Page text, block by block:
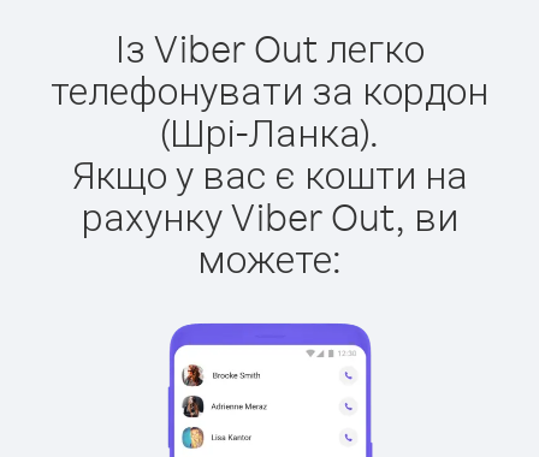
Із Viber Out легко
телефонувати за кордон
(Шрі-Ланка).
Якщо у вас є кошти на
рахунку Viber Out, ви
можете: